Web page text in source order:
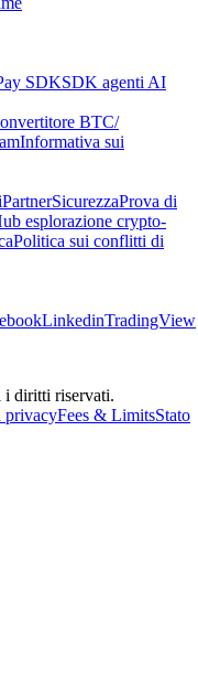
SDKSDK agenti AI
BTC/
Informativa sui
PartnerSicurezzaProva di
esplorazione crypto-
Politica sui conflitti di
LinkedinTradingView
diritti riservati.
privacyFees & LimitsStato